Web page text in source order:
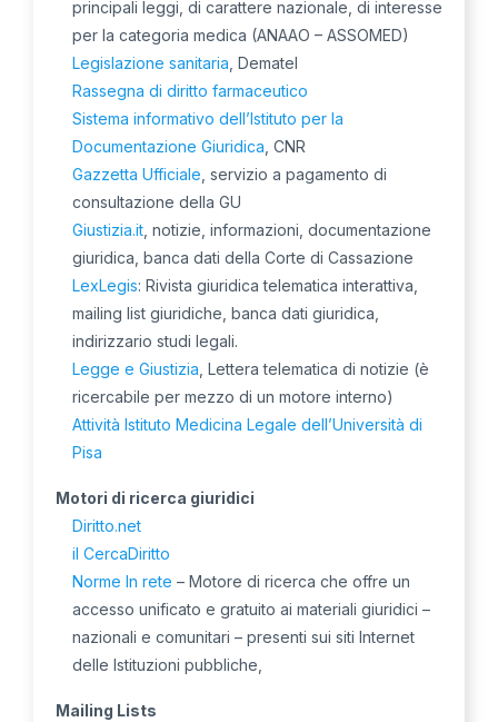
principali leggi, di carattere nazionale, di interesse
per la categoria medica (ANAAO – ASSOMED)
Legislazione sanitaria , Dematel
Rassegna di diritto farmaceutico
Sistema informativo dell’Istituto per la
Documentazione Giuridica , CNR
Gazzetta Ufficiale , servizio a pagamento di
consultazione della GU
Giustizia.it , notizie, informazioni, documentazione
giuridica, banca dati della Corte di Cassazione
LexLegis: Rivista giuridica telematica interattiva,
mailing list giuridiche, banca dati giuridica,
indirizzario studi legali.
Legge e Giustizia , Lettera telematica di notizie (è
ricercabile per mezzo di un motore interno)
Attività Istituto Medicina Legale dell’Università di
Pisa
Motori di ricerca giuridici
Diritto.net
il CercaDiritto
Norme In rete – Motore di ricerca che offre un
accesso unificato e gratuito ai materiali giuridici –
nazionali e comunitari – presenti sui siti Internet
delle Istituzioni pubbliche,
Mailing Lists